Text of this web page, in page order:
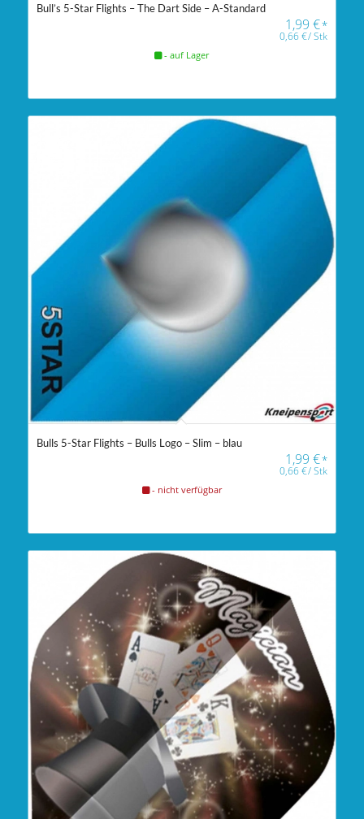
Bull’s 5-Star Flights – The Dart Side – A-Standard
1,99€*
0,66€/Stk
- auf Lager
Bulls 5-Star Flights – Bulls Logo – Slim – blau
1,99€*
0,66€/Stk
- nicht verfügbar